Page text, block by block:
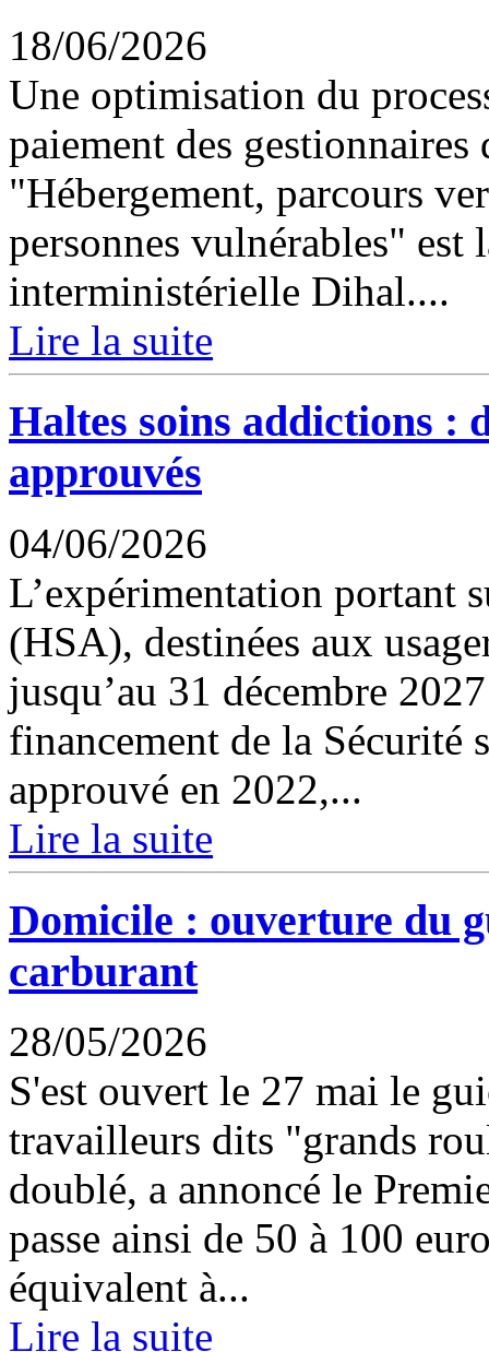
18/06/2026
Une optimisation du
paiement des
"Hébergement, parcours
personnes vulnérables" est
interministérielle Dihal....
Lire la suite
Haltes soins addictions :
approuvés
04/06/2026
L’expérimentation portant
(HSA), destinées aux
jusqu’au 31 décembre
financement de la Sécurité
approuvé en 2022,...
Lire la suite
Domicile : ouverture du
carburant
28/05/2026
S'est ouvert le 27 mai le
travailleurs dits "grands
doublé, a annoncé le
passe ainsi de 50 à 100
équivalent à...
Lire la suite